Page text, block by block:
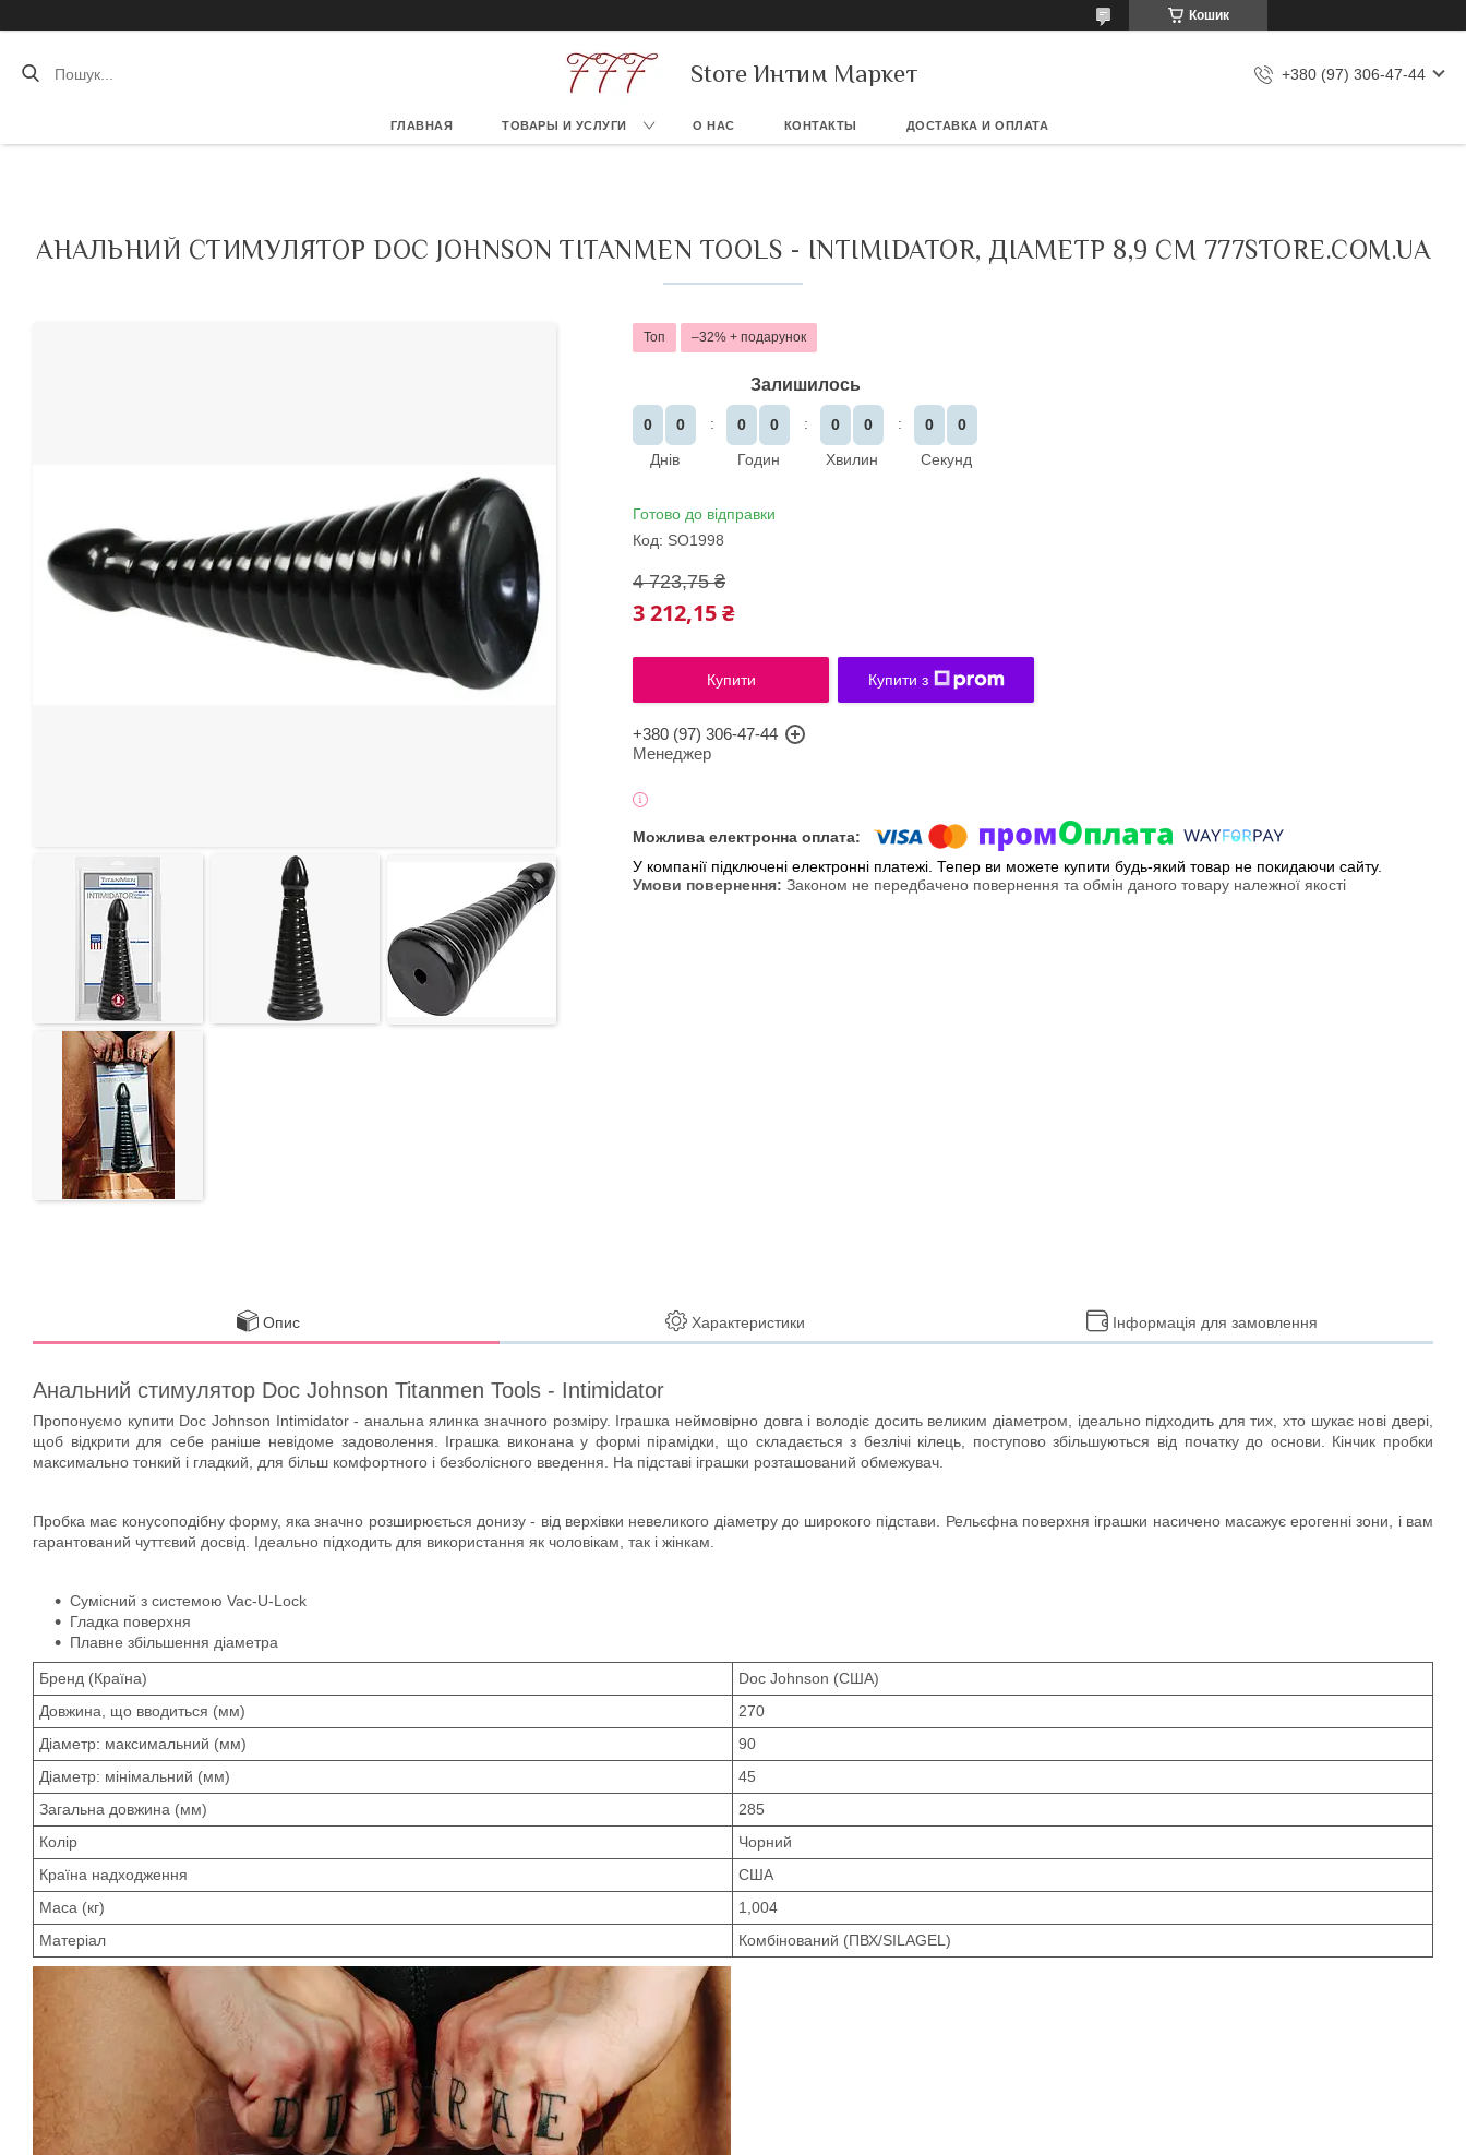
Кошик
Store Интим Маркет +380 (97) 306-47-44
ГЛАВНАЯ ТОВАРЫ И УСЛУГИ О НАС КОНТАКТЫ ДОСТАВКА И ОПЛАТА
АНАЛЬНИЙ СТИМУЛЯТОР DOC JOHNSON TITANMEN TOOLS - INTIMIDATOR, ДІАМЕТР 8,9 СМ 777STORE.COM.UA
Топ –32%
Залишилось
0
0
Днів
0
0
Годин
0
0
Хвилин
0
0
Секунд
Готово до відправки
Код: SO1998
4 723,75 ₴
3 212,15 ₴
Купити Купити з
+380 (97) 306-47-44
Менеджер
У компанії підключені електронні платежі. Тепер ви можете купити будь-який товар не покидаючи сайту.
Законом не передбачено повернення та обмін даного товару належної якості
Опис Характеристики Інформація для замовлення
Анальний стимулятор Doc Johnson Titanmen Tools - Intimidator
Пропонуємо купити Doc Johnson Intimidator - анальна ялинка значного розміру. Іграшка неймовірно довга і володіє досить великим діаметром, ідеально підходить для тих, хто шукає нові двері,
щоб відкрити для себе раніше невідоме задоволення. Іграшка виконана у формі пірамідки, що складається з безлічі кілець, поступово збільшуються від початку до основи. Кінчик пробки
максимально тонкий і гладкий, для більш комфортного і безболісного введення. На підставі іграшки розташований обмежувач.
Пробка має конусоподібну форму, яка значно розширюється донизу - від верхівки невеликого діаметру до широкого підстави. Рельєфна поверхня іграшки насичено масажує ерогенні зони, і вам
гарантований чуттєвий досвід. Ідеально підходить для використання як чоловікам, так і жінкам.
Сумісний з системою Vac-U-Lock
Гладка поверхня
Плавне збільшення діаметра
Бренд (Країна)
Doc Johnson (США)
Довжина, що вводиться (мм)
270
Діаметр: максимальний (мм)
90
Діаметр: мінімальний (мм)
45
Загальна довжина (мм)
285
Колір
Чорний
Країна надходження
США
Маса (кг)
1,004
Матеріал
Комбінований (ПВХ/SILAGEL)